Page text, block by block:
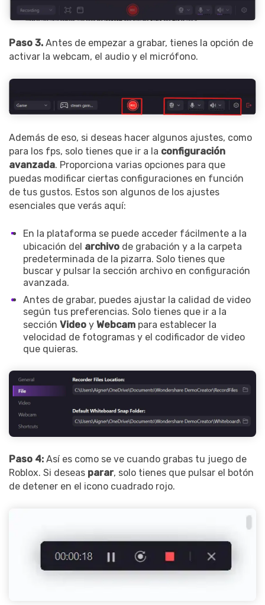
Paso 3. Antes de empezar a grabar, tienes la opción de
activar la webcam, el audio y el micrófono.
Además de eso, si deseas hacer algunos ajustes, como
para los fps, solo tienes que ir a la configuración
avanzada. Proporciona varias opciones para que
puedas modificar ciertas configuraciones en función
de tus gustos. Estos son algunos de los ajustes
esenciales que verás aquí:
En la plataforma se puede acceder fácilmente a la
ubicación del archivo de grabación y a la carpeta
predeterminada de la pizarra. Solo tienes que
buscar y pulsar la sección archivo en configuración
avanzada.
Antes de grabar, puedes ajustar la calidad de video
según tus preferencias. Solo tienes que ir a la
sección Video y Webcam para establecer la
velocidad de fotogramas y el codificador de video
que quieras.
Paso 4: Así es como se ve cuando grabas tu juego de
Roblox. Si deseas parar, solo tienes que pulsar el botón
de detener en el icono cuadrado rojo.